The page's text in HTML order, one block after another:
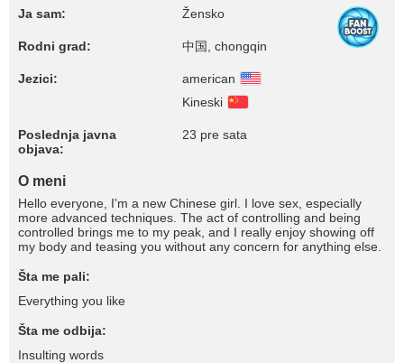
Ja sam: Žensko
Rodni grad: 中国, chongqin
Jezici:
american
Kineski
Poslednja javna
objava:
23 pre sata
O meni
Hello everyone, I'm a new Chinese girl. I love sex, especially
more advanced techniques. The act of controlling and being
controlled brings me to my peak, and I really enjoy showing off
my body and teasing you without any concern for anything else.
Šta me pali:
Everything you like
Šta me odbija:
Insulting words